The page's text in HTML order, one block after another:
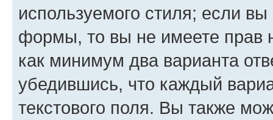
используемого стиля; если
формы, то вы не имеете прав
как минимум два варианта
убедившись, что каждый
текстового поля. Вы также